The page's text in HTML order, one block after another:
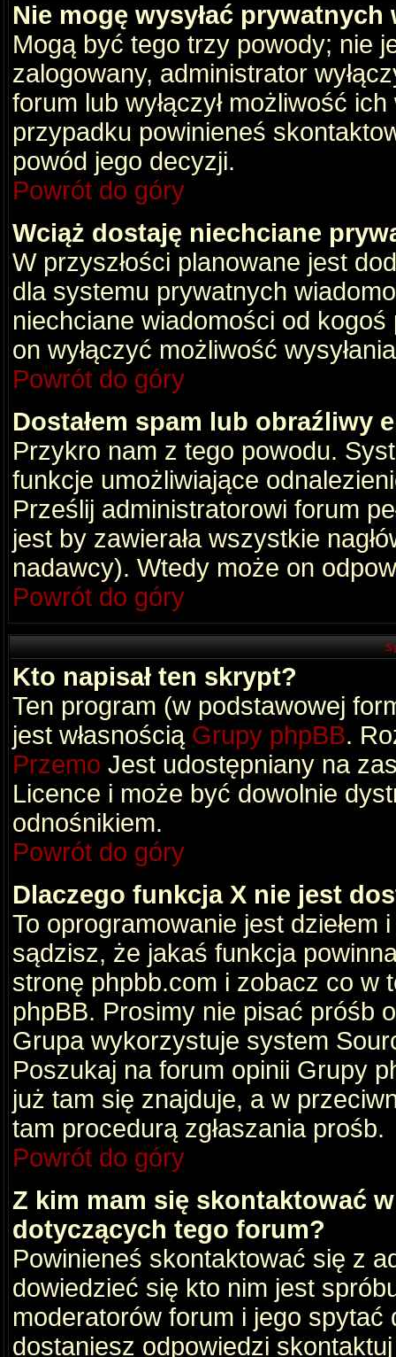
Nie mogę wysyłać
Mogą być tego trzy powody; nie
zalogowany, administrator
forum lub wyłączył możliwość
przypadku powinieneś
powód jego decyzji.
Powrót do góry
Wciąż dostaję niechciane
W przyszłości planowane jest
dla systemu prywatnych
niechciane wiadomości od
on wyłączyć możliwość
Powrót do góry
Dostałem spam lub obraźliwy
Przykro nam z tego powodu.
funkcje umożliwiające
Prześlij administratorowi forum
jest by zawierała wszystkie
nadawcy). Wtedy może on
Powrót do góry
Kto napisał ten skrypt?
Ten program (w podstawowej
jest własnością Grupy phpBB.
Przemo Jest udostępniany na
Licence i może być dowolnie
odnośnikiem.
Powrót do góry
Dlaczego funkcja X nie jest
To oprogramowanie jest dziełem
sądzisz, że jakaś funkcja
stronę phpbb.com i zobacz co w
phpBB. Prosimy nie pisać próśb
Grupa wykorzystuje system
Poszukaj na forum opinii Grupy
już tam się znajduje, a w
tam procedurą zgłaszania prośb.
Powrót do góry
Z kim mam się skontaktować
dotyczących tego forum?
Powinieneś skontaktować się z
dowiedzieć się kto nim jest
moderatorów forum i jego
dostaniesz odpowiedzi